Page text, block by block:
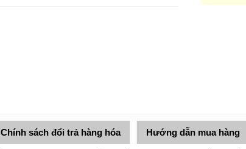
Chính sách đổi trả hàng hóa Hướng dẫn mua hàng